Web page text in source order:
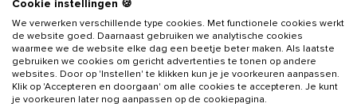
Gelegen in een fraaie bosrijke omgeving vindt u deze prachtig
gerestaureerde schuur. Dit vakantieadres is geschikt voor 22
personen en voorzien van 6 slaapkamers en 6 badkamers,
waarvan twee badkamers aangepast voor mensen met een
beperking. Één slaapkamer is voorzien van hoog/laagbedden.
Cookie instellingen 🍪
We verwerken verschillende type cookies. Met functionele cookies werkt
de website goed. Daarnaast gebruiken we analytische cookies
waarmee we de website elke dag een beetje beter maken. Als laatste
gebruiken we cookies om gericht advertenties te tonen op andere
websites. Door op 'Instellen' te klikken kun je je voorkeuren aanpassen.
Klik op 'Accepteren en doorgaan' om alle cookies te accepteren. Je kunt
je voorkeuren later nog aanpassen op de cookiepagina.